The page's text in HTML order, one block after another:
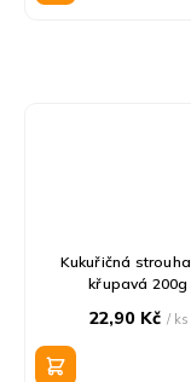
Kukuřičná
křupavá 200g
22,90 Kč/ ks